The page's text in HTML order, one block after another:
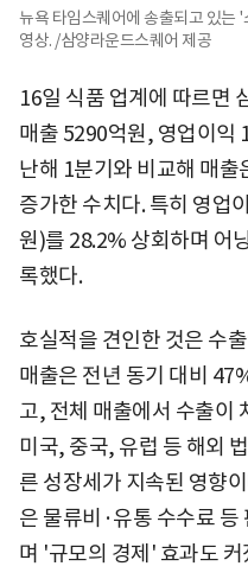
뉴욕 타임스퀘어에 송출되고 있
영상. /삼양라운드스퀘어 제공
16일 식품 업계에 따르면
매출 5290억원, 영업이익
난해 1분기와 비교해 매
증가한 수치다. 특히 영업
원)를 28.2% 상회하며 어
록했다.
호실적을 견인한 것은 수
매출은 전년 동기 대비
고, 전체 매출에서 수출이
미국, 중국, 유럽 등 해외
른 성장세가 지속된 영향
은 물류비·유통 수수료
며 '규모의 경제' 효과도 커